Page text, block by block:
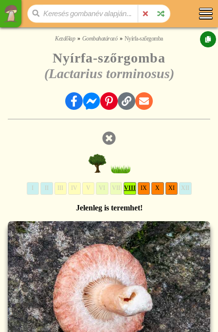
Kezdőlap Gombahatározó Nyírfa-szőrgomba
Nyírfa-szőrgomba
(Lactarius torminosus)
IV V VI VII VIII IX X XI XII
Jelenleg is teremhet!